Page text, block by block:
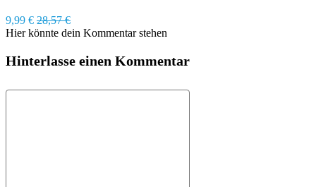
9,99 € 28,57 €
Hier könnte dein Kommentar stehen
Hinterlasse einen Kommentar